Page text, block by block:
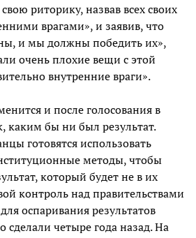
риторику, назвав всех своих
врагами», и заявив, что
и мы должны победить их»,
очень плохие вещи с этой
внутренние враги».
и после голосования в
каким бы ни был результат.
готовятся использовать
методы, чтобы
который будет не в их
контроль над правительствами
оспаривания результатов
сделали четыре года назад. На